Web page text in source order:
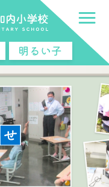
明るい子